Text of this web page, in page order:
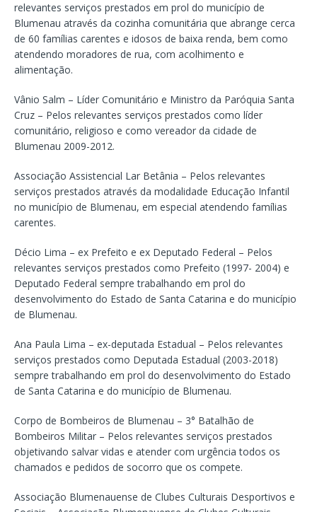
relevantes serviços prestados em prol do município de
Blumenau através da cozinha comunitária que abrange cerca
de 60 famílias carentes e idosos de baixa renda, bem como
atendendo moradores de rua, com acolhimento e
alimentação.
Vânio Salm – Líder Comunitário e Ministro da Paróquia Santa
Cruz – Pelos relevantes serviços prestados como líder
comunitário, religioso e como vereador da cidade de
Blumenau 2009-2012.
Associação Assistencial Lar Betânia – Pelos relevantes
serviços prestados através da modalidade Educação Infantil
no município de Blumenau, em especial atendendo famílias
carentes.
Décio Lima – ex Prefeito e ex Deputado Federal – Pelos
relevantes serviços prestados como Prefeito (1997- 2004) e
Deputado Federal sempre trabalhando em prol do
desenvolvimento do Estado de Santa Catarina e do município
de Blumenau.
Ana Paula Lima – ex-deputada Estadual – Pelos relevantes
serviços prestados como Deputada Estadual (2003-2018)
sempre trabalhando em prol do desenvolvimento do Estado
de Santa Catarina e do município de Blumenau.
Corpo de Bombeiros de Blumenau – 3° Batalhão de
Bombeiros Militar – Pelos relevantes serviços prestados
objetivando salvar vidas e atender com urgência todos os
chamados e pedidos de socorro que os compete.
Associação Blumenauense de Clubes Culturais Desportivos e